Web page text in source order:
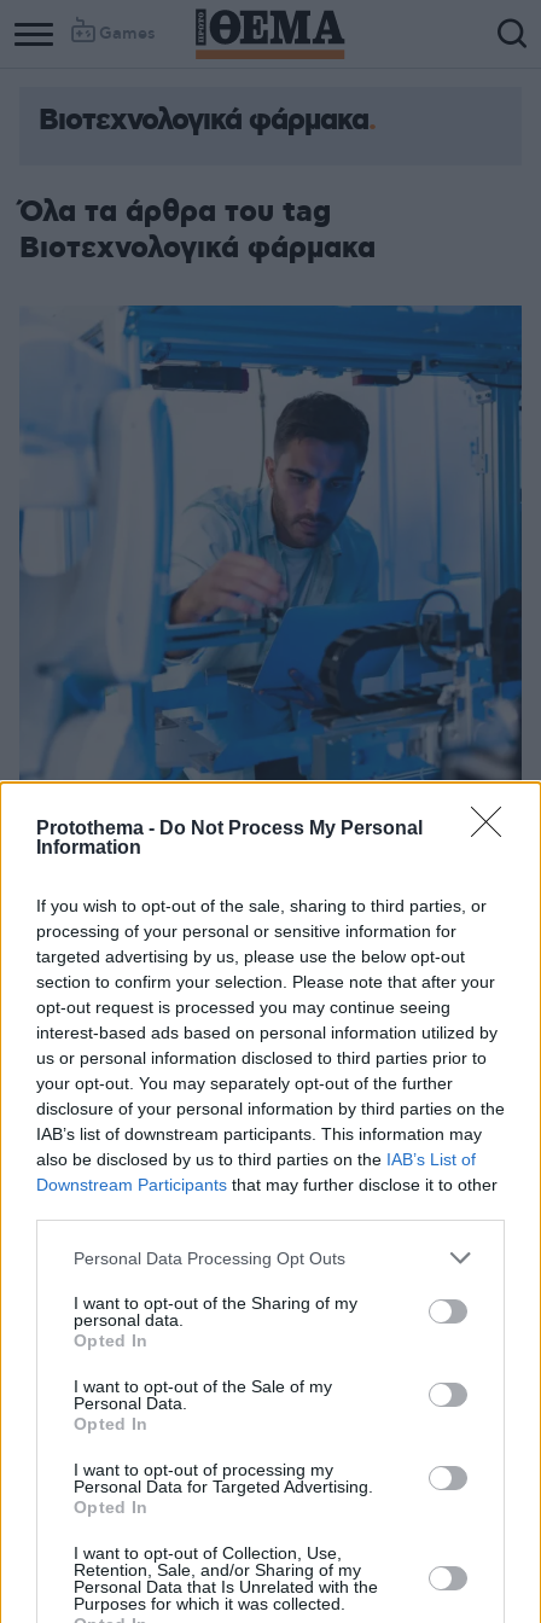
Protothema - Do Not Process My Personal
Information
If you wish to opt-out of the sale, sharing to third parties, or
processing of your personal or sensitive information for
targeted advertising by us, please use the below opt-out
section to confirm your selection. Please note that after your
opt-out request is processed you may continue seeing
interest-based ads based on personal information utilized by
us or personal information disclosed to third parties prior to
your opt-out. You may separately opt-out of the further
disclosure of your personal information by third parties on the
IAB’s list of downstream participants. This information may
also be disclosed by us to third parties on the IAB’s List of
Downstream Participants that may further disclose it to other
Please note that this website/app uses one or more Google
not limited to your visit or usage behaviour. You may click to
grant or deny consent to Google and its third-party tags to
use your data for below specified purposes in below Google
consent section.
Personal Data Processing Opt Outs
I want to opt-out of the Sharing of my
personal data.
Opted In
I want to opt-out of the Sale of my
Personal Data.
Opted In
I want to opt-out of processing my
Personal Data for Targeted Advertising.
Opted In
I want to opt-out of Collection, Use,
Retention, Sale, and/or Sharing of my
Personal Data that Is Unrelated with the
Purposes for which it was collected.
Games
Βιοτεχνολογικά φάρμακα
Όλα τα άρθρα του tag
Βιοτεχνολογικά φάρμακα
Η καινοτομία χωρίς αξιολόγηση κινδυνεύει να
Τεχνητής Νοημοσύνης εξηγεί
Από τις γονιδιακές θεραπείες έως τα έξυπνα ιατρικά
εργαλεία, η καινοτομία στην υγεία υπόσχεται
καλύτερη φροντίδα, αλλά απαιτεί υπεύθυνη
αξιολόγηση για να εξασφαλίσει ισότιμη πρόσβαση και
κοινωνική δικαιοσύνη
01.11.2025, 12:05